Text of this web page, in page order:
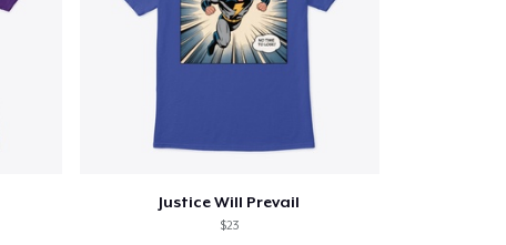
Justice Will Prevail
$23